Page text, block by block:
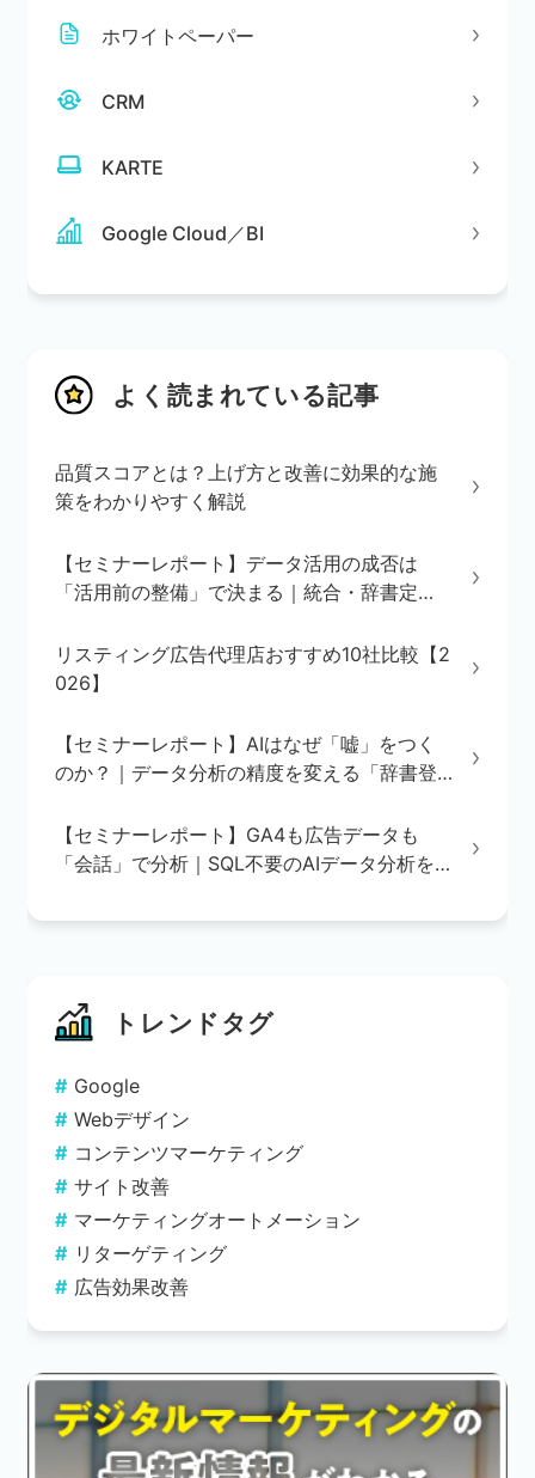
ホワイトペーパー
CRM
KARTE
Google Cloud／BI
よく読まれている記事
品質スコアとは？上げ方と改善に効果的な施
策をわかりやすく解説
【セミナーレポート】データ活用の成否は
「活用前の整備」で決まる｜統合・辞書定
リスティング広告代理店おすすめ10社比較【2
026】
【セミナーレポート】AIはなぜ「嘘」をつく
のか？｜データ分析の精度を変える「辞書登
【セミナーレポート】GA4も広告データも
「会話」で分析｜SQL不要のAIデータ分析を
トレンドタグ
Google
Webデザイン
コンテンツマーケティング
サイト改善
マーケティングオートメーション
リターゲティング
広告効果改善